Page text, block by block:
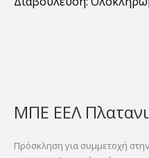
ΜΠΕ ΕΕΛ
Πρόσκληση για συμμετοχή